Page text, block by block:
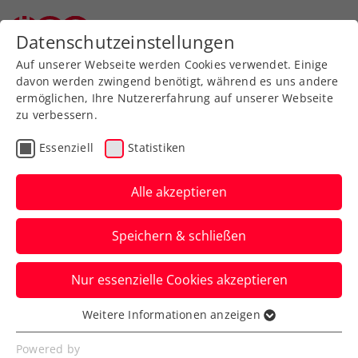
Zurück zur Newsübersicht
Senioren
Freistadt ist bereit für
die Seniors-Trophy
Nach drei Turnierabsagen der Seniors-
Trophy im Jahr 2021, sind in
Oberösterreich eine Woche vor
Nennschluss (20. August) bereits 50
Anmeldungen eingegangen.
Verfasst von: Edi Glasner, 15.08.2021
Datenschutzeinstellungen
Auf unserer Webseite werden Cookies verwendet. Einige
davon werden zwingend benötigt, während es uns andere
ermöglichen, Ihre Nutzererfahrung auf unserer Webseite
zu verbessern.
Essenziell Statistiken
Alle akzeptieren
Speichern & schließen
Nur essenzielle Cookies akzeptieren
Essenziell
Essenzielle Cookies werden für grundlegende
Weitere Informationen anzeigen
Powered by